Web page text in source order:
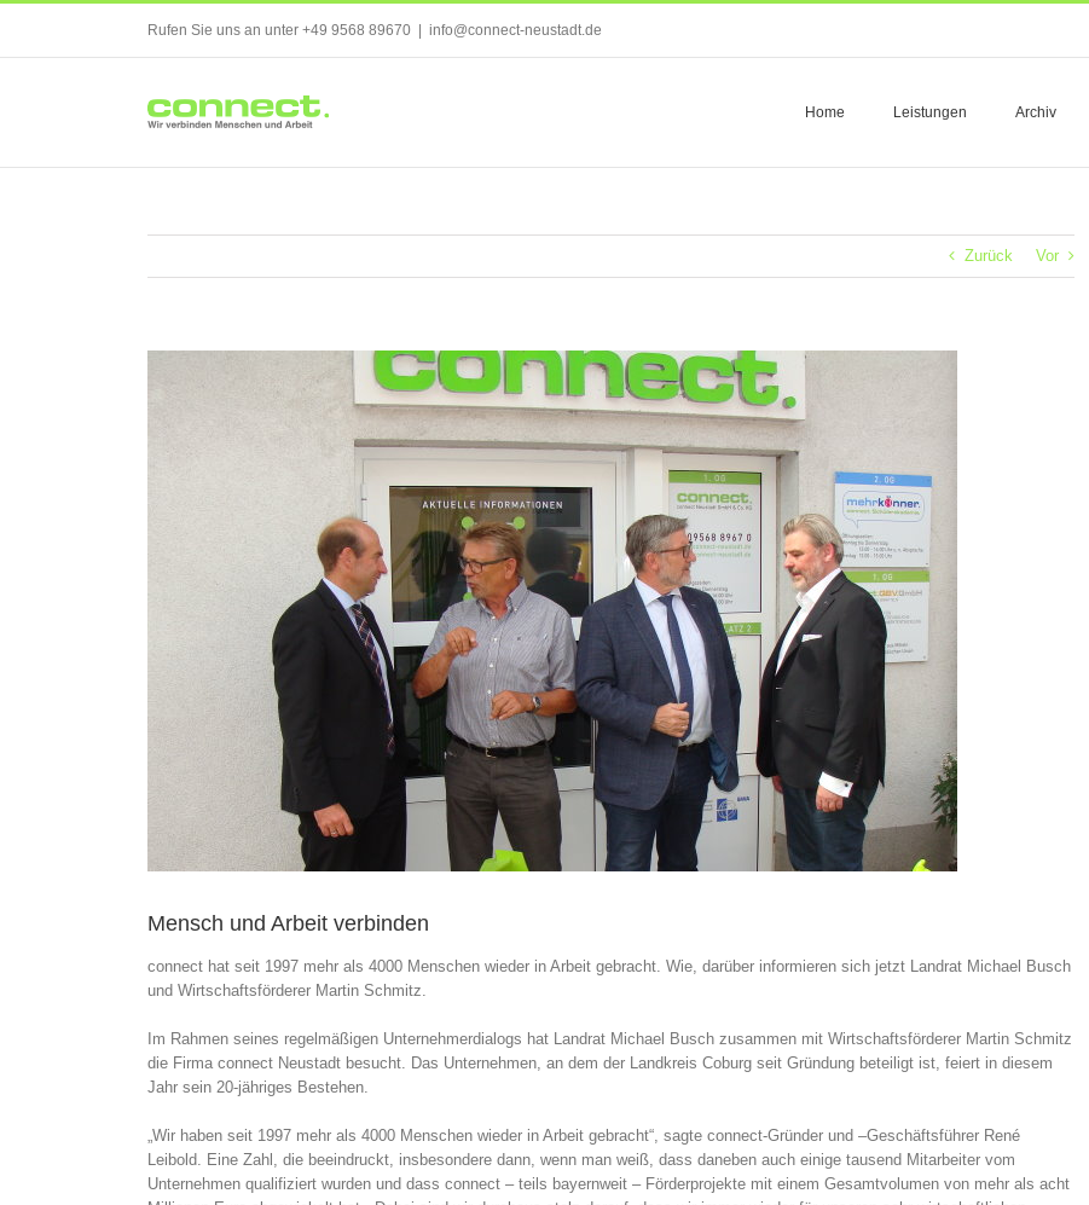
content
Rufen Sie uns an unter +49 9568 89670 info@connect-neustadt.de
Home Leistungen Archiv
Zurück Vor
Mensch und Arbeit verbinden
connect hat seit 1997 mehr als 4000 Menschen wieder in Arbeit gebracht. Wie, darüber informieren sich jetzt Landrat Michael Busch
und Wirtschaftsförderer Martin Schmitz.
Im Rahmen seines regelmäßigen Unternehmerdialogs hat Landrat Michael Busch zusammen mit Wirtschaftsförderer Martin Schmitz
die Firma connect Neustadt besucht. Das Unternehmen, an dem der Landkreis Coburg seit Gründung beteiligt ist, feiert in diesem
Jahr sein 20-jähriges Bestehen.
„Wir haben seit 1997 mehr als 4000 Menschen wieder in Arbeit gebracht“, sagte connect-Gründer und –Geschäftsführer René
Leibold. Eine Zahl, die beeindruckt, insbesondere dann, wenn man weiß, dass daneben auch einige tausend Mitarbeiter vom
Unternehmen qualifiziert wurden und dass connect – teils bayernweit – Förderprojekte mit einem Gesamtvolumen von mehr als acht